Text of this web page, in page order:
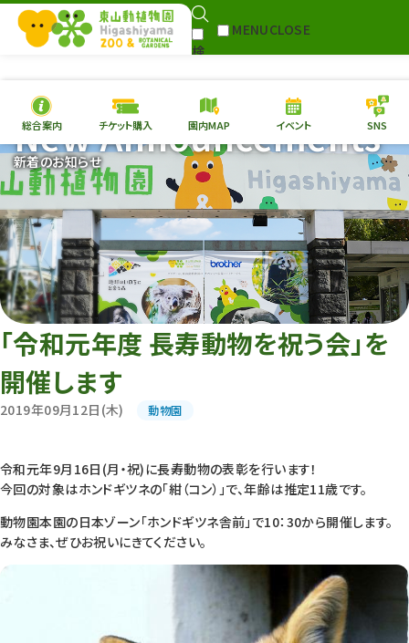
検
MENUCLOSE
本日の開園情報 チケ
園内MAP イベント
総合案内
動物園 植物園
再生プラン
東山動植物園
への支援
環境教育
総合案内 チケット購入 園内MAP イベント SNS
新着のお知らせ
New Announcements
「令和元年度 長寿動物を祝う会」を
開催します
2019年09月12日(木) 動物園
令和元年9月16日(月・祝)に長寿動物の表彰を行います！
今回の対象はホンドギツネの「紺（コン）」で、年齢は推定11歳です。
動物園本園の日本ゾーン「ホンドギツネ舎前」で10：30から開催します。
みなさま、ぜひお祝いにきてください。